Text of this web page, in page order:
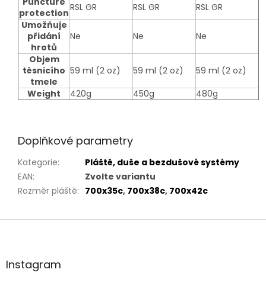
protectionRSL GR RSL GR
RSL GR
Umožňuje
přidání
hrotů
Ne Ne
Ne
Objem
těsnicího
tmele
59 ml (2 oz) 59 ml (2 oz)
59 ml (2 oz)
Weight
420g 450g 480g
Doplňkové parametry
Kategorie:
Pláště, duše a bezdušové systémy
EAN:
Zvolte variantu
Rozměr pláště: 700x35c, 700x38c, 700x42c
Z
aInstagram